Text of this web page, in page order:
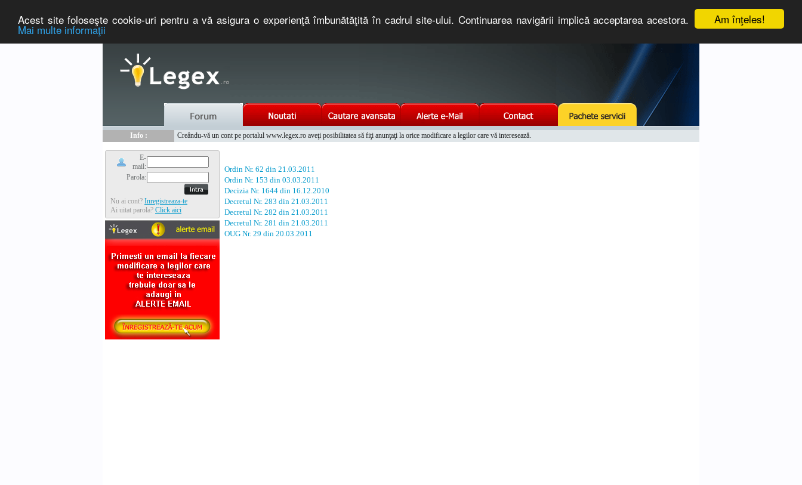
Am înţeles!
Acest site foloseşte cookie-uri pentru a vă asigura o experienţă îmbunătăţită în cadrul site-ului. Continuarea navigării implică acceptarea acestora.
Mai multe informaţii
Info :
Creându-vă un cont pe portalul www.legex.ro aveţi posibilitatea să fiţi anunţaţi la orice modificare a legilor care vă interesează.
E-
mail:
Parola:
Nu ai cont? Inregistreaza-te
Ai uitat parola? Click aici
Ordin Nr. 62 din 21.03.2011
Ordin Nr. 153 din 03.03.2011
Decizia Nr. 1644 din 16.12.2010
Decretul Nr. 283 din 21.03.2011
Decretul Nr. 282 din 21.03.2011
Decretul Nr. 281 din 21.03.2011
OUG Nr. 29 din 20.03.2011